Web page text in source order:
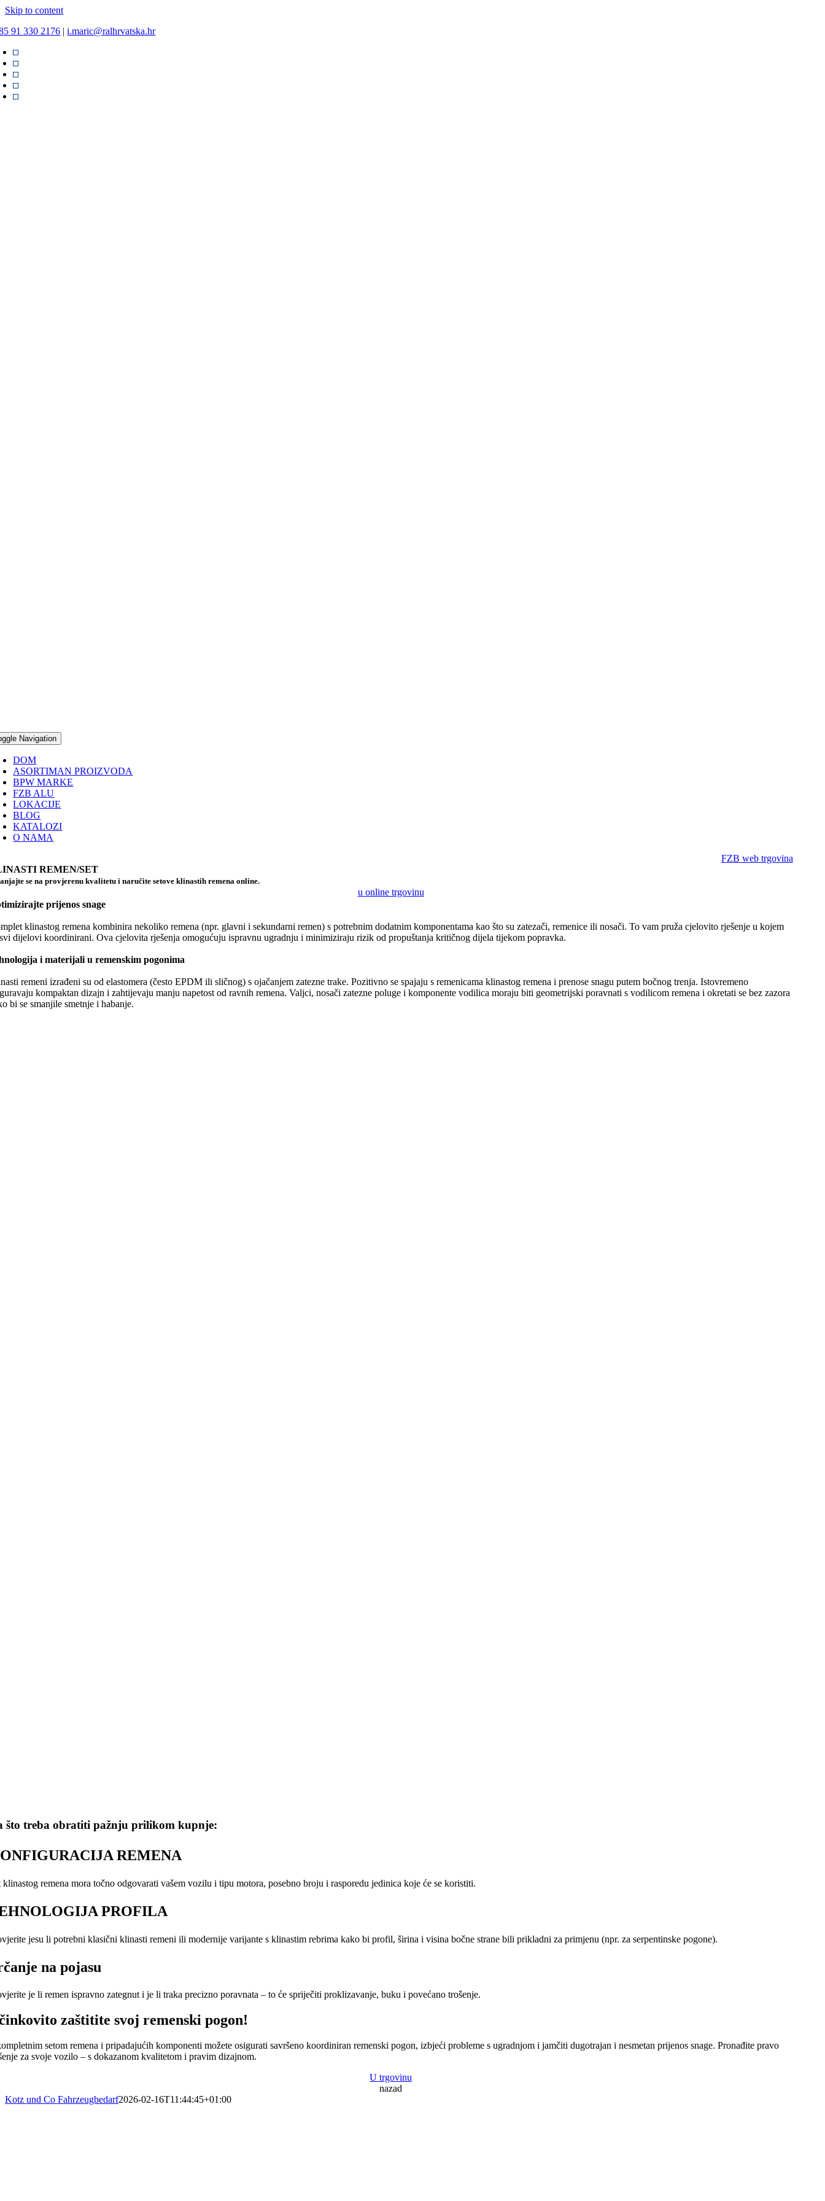
Skip to content
91 330 2176 |i.maric@ralhrvatska.hr
Navigation
DOM
ASORTIMAN PROIZVODA
BPW MARKE
FZB ALU
LOKACIJE
BLOG
KATALOZI
O NAMA
FZB web trgovina
REMEN/SET
se na provjerenu kvalitetu i naručite setove klinastih remena online.
u online trgovinu
prijenos snage
klinastog remena kombinira nekoliko remena (npr. glavni i sekundarni remen) s potrebnim dodatnim komponentama kao što su zatezači, remenice ili nosači. To vam pruža cjelovito rješenje u kojem
dijelovi koordinirani. Ova cjelovita rješenja omogućuju ispravnu ugradnju i minimiziraju rizik od propuštanja kritičnog dijela tijekom popravka.
i materijali u remenskim pogonima
remeni izrađeni su od elastomera (često EPDM ili sličnog) s ojačanjem zatezne trake. Pozitivno se spajaju s remenicama klinastog remena i prenose snagu putem bočnog trenja. Istovremeno
kompaktan dizajn i zahtijevaju manju napetost od ravnih remena. Valjci, nosači zatezne poluge i komponente vodilica moraju biti geometrijski poravnati s vodilicom remena i okretati se bez zazora
bi se smanjile smetnje i habanje.
što treba obratiti pažnju prilikom kupnje:
REMENA
klinastog remena mora točno odgovarati vašem vozilu i tipu motora, posebno broju i rasporedu jedinica koje će se koristiti.
PROFILA
jesu li potrebni klasični klinasti remeni ili modernije varijante s klinastim rebrima kako bi profil, širina i visina bočne strane bili prikladni za primjenu (npr. za serpentinske pogone).
na pojasu
je li remen ispravno zategnut i je li traka precizno poravnata – to će spriječiti proklizavanje, buku i povećano trošenje.
zaštitite svoj remenski pogon!
setom remena i pripadajućih komponenti možete osigurati savršeno koordiniran remenski pogon, izbjeći probleme s ugradnjom i jamčiti dugotrajan i nesmetan prijenos snage. Pronađite pravo
za svoje vozilo – s dokazanom kvalitetom i pravim dizajnom.
U trgovinu
nazad
Kotz und Co Fahrzeugbedarf2026-02-16T11:44:45+01:00